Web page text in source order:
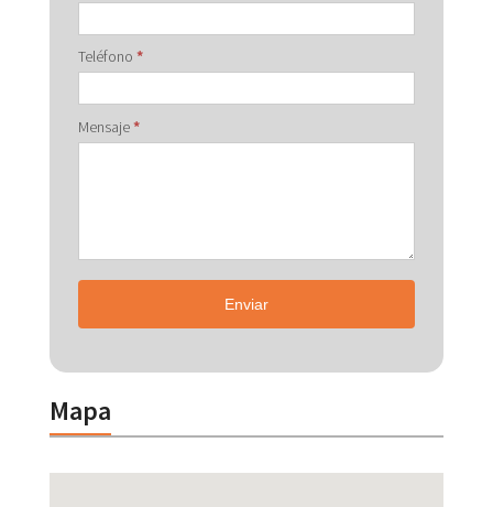
Teléfono *
Mensaje*
Enviar
Mapa